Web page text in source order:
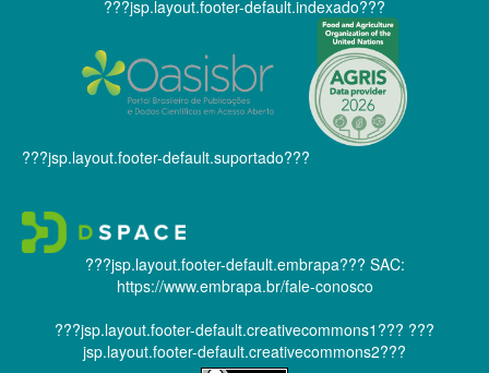
???jsp.layout.footer-default.indexado???
???jsp.layout.footer-default.suportado???
???jsp.layout.footer-default.embrapa??? SAC:
https://www.embrapa.br/fale-conosco
???jsp.layout.footer-default.creativecommons1??? ???
jsp.layout.footer-default.creativecommons2???